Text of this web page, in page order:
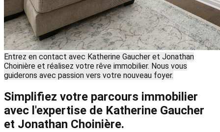
Entrez en contact avec Katherine Gaucher et Jonathan
Choinière et réalisez votre rêve immobilier. Nous vous
guiderons avec passion vers votre nouveau foyer.
Simplifiez votre parcours immobilier
avec l'expertise de Katherine Gaucher
et Jonathan Choinière.